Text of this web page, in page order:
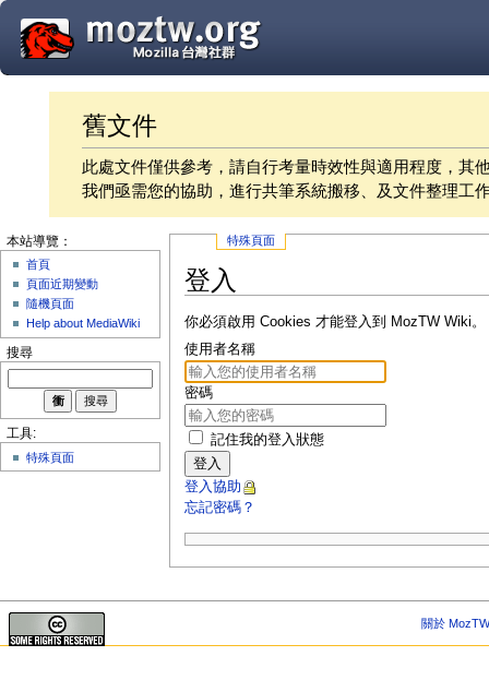
舊文件
此處文件僅供參考，請自行考量時效性與適用程度，其
我們亟需您的協助，進行共筆系統搬移、及文件整理工
特殊頁面
登入
你必須啟用 Cookies 才能登入到 MozTW Wiki。
使用者名稱
密碼
記住我的登入狀態
登入
登入協助
忘記密碼？
本站導覽：
首頁
頁面近期變動
隨機頁面
Help about MediaWiki
搜尋
工具:
特殊頁面
關於